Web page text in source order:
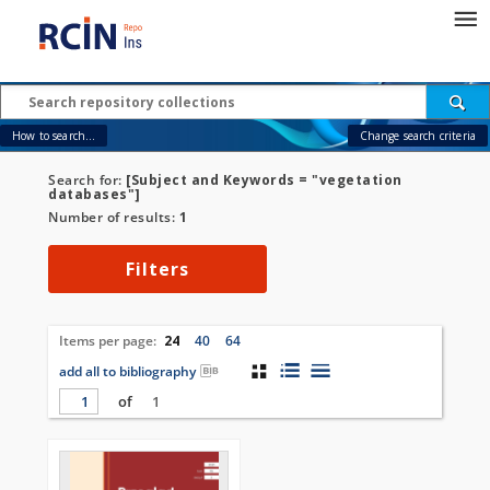
How to search... Change search criteria
Search for: [Subject and Keywords = "vegetation
databases"]
Number of results: 1
Filters
Items per page: 24 40
64
add all to bibliography
of
1